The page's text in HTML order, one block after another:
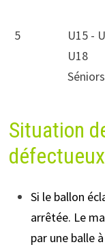
5
U15 -
U18
Séniors
Situation
défectueux
Si le ballon
arrêtée. Le
par une balle